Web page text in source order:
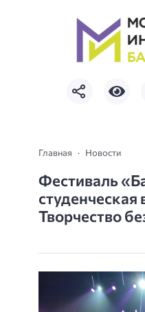
Главная Новости
Фестиваль
студенческая
Творчество